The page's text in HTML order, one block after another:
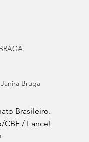
Braga
Brasileiro.
CBF / Lance!